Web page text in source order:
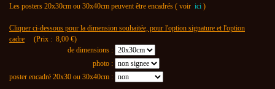
Les posters 20x30cm ou 30x40cm peuvent être encadrés ( voir ici )
Cliquer ci-dessous pour la dimension souhaitée, pour l'option signature et l'option
cadre (Prix : 8,00 €)
de dimensions :
photo :
poster encadré 20x30 ou 30x40cm :